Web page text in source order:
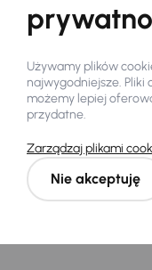
Kupimy dla Ciebiedo
Używamy plików
najwygodniejsze. Pliki
możemy lepiej
przydatne.
Zarządzaj plikami
Nie akceptuję